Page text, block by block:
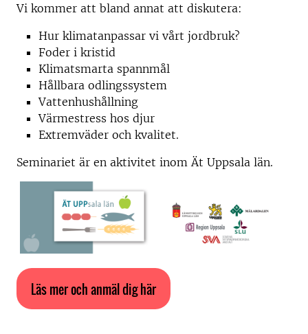
Vi kommer att bland annat att diskutera:
Hur klimatanpassar vi vårt jordbruk?
Foder i kristid
Klimatsmarta spannmål
Hållbara odlingssystem
Vattenhushållning
Värmestress hos djur
Extremväder och kvalitet.
Seminariet är en aktivitet inom Ät Uppsala län.
Läs mer och anmäl dig här